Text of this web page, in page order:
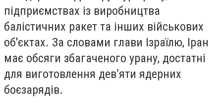
підприємствах із виробництва
балістичних ракет та інших військових
об'єктах. За словами глави Ізраїлю, Іран
має обсяги збагаченого урану, достатні
для виготовлення дев’яти ядерних
боєзарядів.